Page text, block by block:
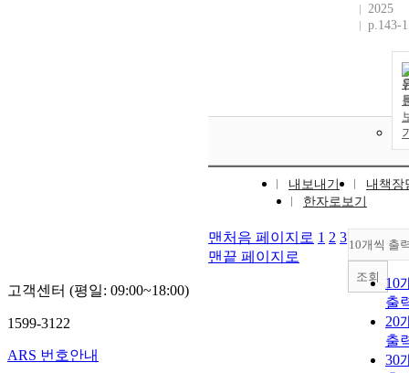
2025
p.143-
내보내기
내책장
한자로보기
10개씩 출
10
출
20
출
30
조회
맨처음 페이지로 1 2 3
맨끝 페이지로
고객센터 (평일: 09:00~18:00)
1599-3122
ARS 번호안내